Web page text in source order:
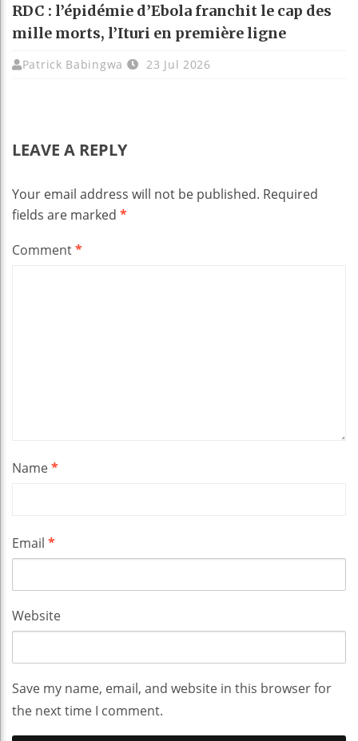
RDC : l’épidémie d’Ebola franchit le cap des
mille morts, l’Ituri en première ligne
Patrick Babingwa 23 Jul 2026
LEAVE A REPLY
Your email address will not be published. Required
fields are marked *
Comment*
Name*
Email *
Website
Save my name, email, and website in this browser for
the next time I comment.